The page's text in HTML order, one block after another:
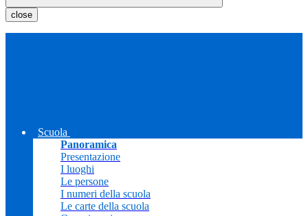
close
Scuola
Panoramica
Presentazione
I luoghi
Le persone
I numeri della scuola
Le carte della scuola